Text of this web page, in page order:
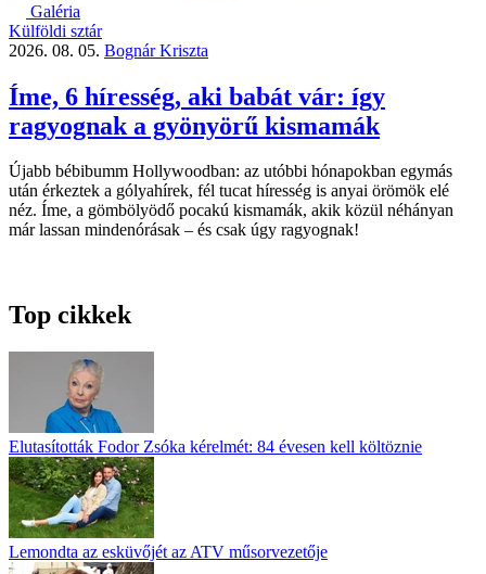
Galéria
Külföldi sztár
2026. 08. 05. Bognár Kriszta
Íme, 6 híresség, aki babát vár: így
ragyognak a gyönyörű kismamák
Újabb bébibumm Hollywoodban: az utóbbi hónapokban egymás
után érkeztek a gólyahírek, fél tucat híresség is anyai örömök elé
néz. Íme, a gömbölyödő pocakú kismamák, akik közül néhányan
már lassan mindenórásak – és csak úgy ragyognak!
Top cikkek
Elutasították Fodor Zsóka kérelmét: 84 évesen kell költöznie
Lemondta az esküvőjét az ATV műsorvezetője